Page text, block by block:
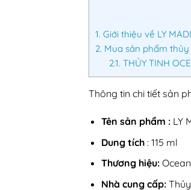
1. Giới thiệu về LY
2. Mua sản phẩm
2.1. THỦY TINH
Thông tin chi tiết sản
Tên sản phẩm :LY
Dung tích: 115 ml
Thương hiệu:
Nhà cung cấp:Thủy